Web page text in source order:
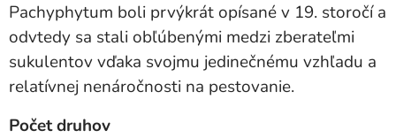
Pachyphytum boli prvýkrát opísané v 19. storočí a
odvtedy sa stali obľúbenými medzi zberateľmi
sukulentov vďaka svojmu jedinečnému vzhľadu a
relatívnej nenáročnosti na pestovanie.
Počet druhov